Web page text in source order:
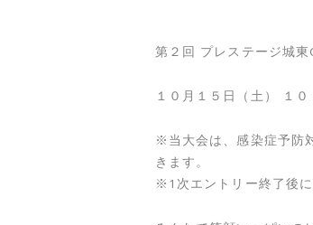
第２回 プレステージ城東
１０月１５日（土） １０
※当大会は、感染症予防
きます。
※1次エントリー終了後